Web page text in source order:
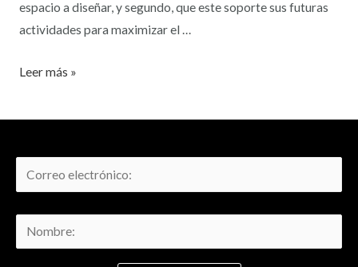
espacio a diseñar, y segundo, que este soporte sus futuras
actividades para maximizar el …
Leer más »